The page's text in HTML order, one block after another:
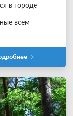
в городе
всем